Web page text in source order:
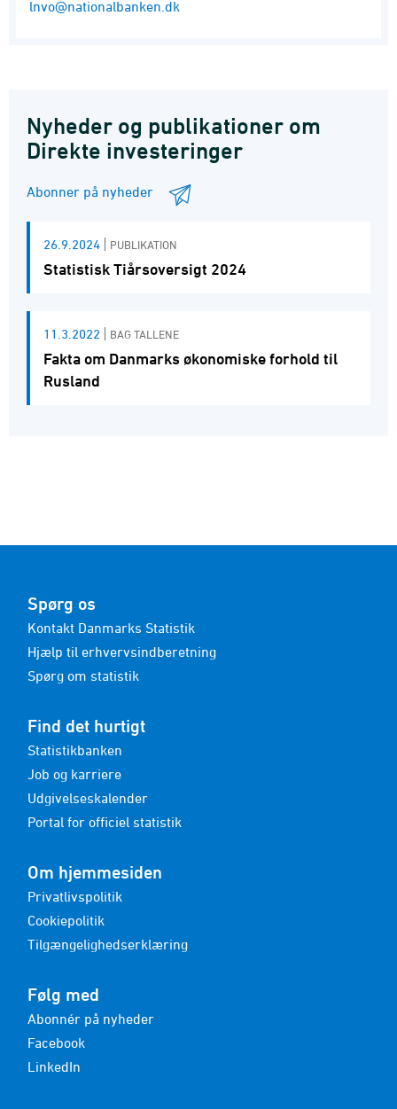
lnvo@nationalbanken.dk
Nyheder og publikationer om
Direkte investeringer
Abonner på nyheder
26.9.2024 PUBLIKATION
Statistisk Tiårsoversigt 2024
11.3.2022 BAG TALLENE
Fakta om Danmarks økonomiske forhold til
Rusland
Spørg os
Kontakt Danmarks Statistik
Hjælp til erhvervsindberetning
Spørg om statistik
Find det hurtigt
Statistikbanken
Job og karriere
Udgivelseskalender
Portal for officiel statistik
Om hjemmesiden
Privatlivspolitik
Cookiepolitik
Tilgængelighedserklæring
Følg med
Abonnér på nyheder
Facebook
LinkedIn